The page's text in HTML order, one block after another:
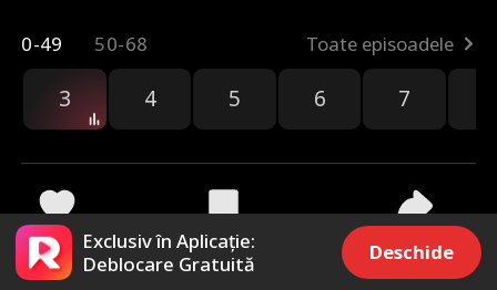
0-49 50-68 Toate episoadele
3 4 5 6 7
165k 245.7k Distribuie
Exclusiv în Aplicație:
Deblocare Gratuită
Deschide